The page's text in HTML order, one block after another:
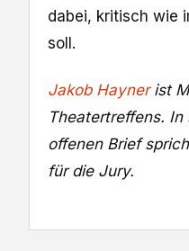
dabei, kritisch wie
soll.
Jakob Haynerist
Theatertreffens.
offenen Brief
für die Jury.